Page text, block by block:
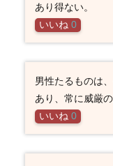
あり得ない。
いいね 0
男性たるものは
あり、常に威厳
いいね 0